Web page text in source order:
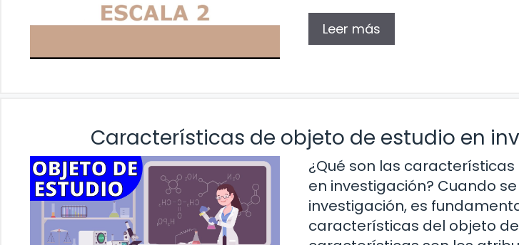
Leer más
Características de objeto de estudio en
¿Qué son las
en investigación? Cuando
investigación, es
características del objeto